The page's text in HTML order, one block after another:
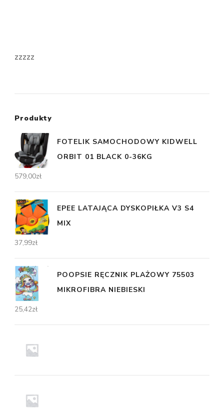
zzzzz
Produkty
FOTELIK SAMOCHODOWY KIDWELL
ORBIT 01 BLACK 0-36KG
579,00zł
EPEE LATAJĄCA DYSKOPIŁKA V3 S4
MIX
37,99zł
POOPSIE RĘCZNIK PLAŻOWY 75503
MIKROFIBRA NIEBIESKI
25,42zł